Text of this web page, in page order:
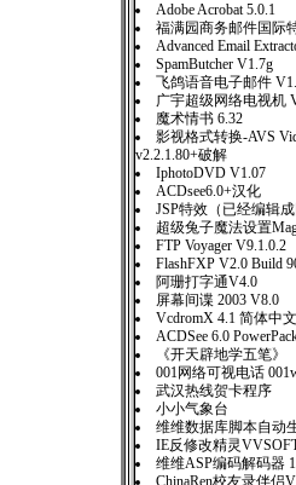
Adobe Acrobat 5.0.1
福满园商务邮件国际
Advanced Email
SpamButcher V1.7g
飞鸽语音电子邮件
广宇超级网络电视机
魔术情书 6.32
影视格式转换-AVS
v2.2.1.80+破解
IphotoDVD V1.07
ACDsee6.0+汉化
JSP特效（已经编辑成
超级兔子魔法设置
FTP Voyager V9.1.0.2
FlashFXP V2.0 Build
阿珊打字通V4.0
屏幕间谍 2003 V8.0
VcdromX 4.1 简体中
ACDSee 6.0
《开天辟地学五笔》
001网络可视电话
武汉热线贺卡程序
小小气象台
维维数据库脚本自动
IE反修改精灵
维维ASP编码解码器
ChinaRen校友录伴侣